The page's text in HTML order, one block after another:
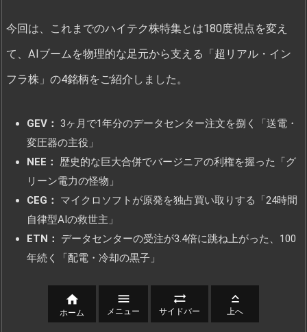
今回は、これまでのハイテク株特集とは180度視点を変え
て、AIブームを物理的な足元から支える「超リアル・イン
フラ株」の4銘柄をご紹介しました。
GEV： 3ヶ月で1年分のデータセンター注文を捌く「送電・
変圧器の主役」
NEE：
歴史的な巨大合併でバージニアの利権を握った「グ
リーン電力の怪物」
CEG：
マイクロソフトが原発を独占買い取りする「24時間
自律型AIの救世主」
ETN：
データセンターの受注が3.4倍に跳ね上がった、100
年続く「配電・冷却の黒子」

ホーム

メニュー

サイドバー

上へ